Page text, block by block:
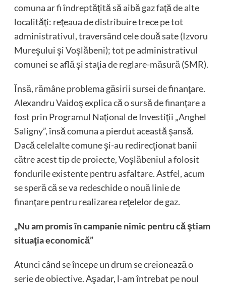
comuna ar fi îndreptăţită să aibă gaz faţă de alte
localităţi: reţeaua de distribuire trece pe tot
administrativul, traversând cele două sate (Izvoru
Mureşului şi Voşlăbeni); tot pe administrativul
comunei se află şi staţia de reglare-măsură (SMR).
Însă, rămâne problema găsirii sursei de finanţare.
Alexandru Vaidoş explica că o sursă de finanţare a
fost prin Programul Naţional de Investiţii „Anghel
Saligny”, însă comuna a pierdut această şansă.
Dacă celelalte comune şi-au redirecţionat banii
către acest tip de proiecte, Voşlăbeniul a folosit
fondurile existente pentru asfaltare. Astfel, acum
se speră că se va redeschide o nouă linie de
finanţare pentru realizarea reţelelor de gaz.
„Nu am promis în campanie nimic pentru că ştiam
situaţia economică”
Atunci când se începe un drum se creionează o
serie de obiective. Aşadar, l-am întrebat pe noul